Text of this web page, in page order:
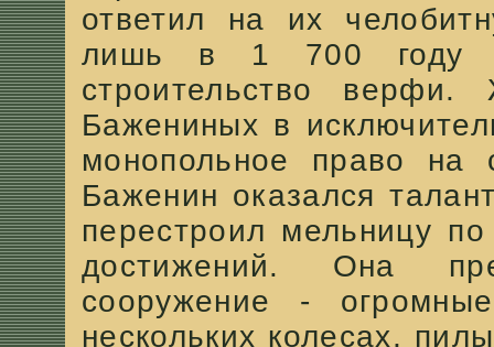
ответил на их
лишь в 1 700 году
строительство верфи.
Бажениных в
монопольное право на
Баженин оказался
перестроил мельницу
достижений. Она
сооружение -
нескольких колесах,